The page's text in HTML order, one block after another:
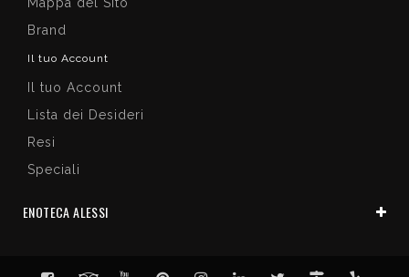
Brand
Il tuo Account
Il tuo Account
Lista dei Desideri
Resi
Speciali
ENOTECA ALESSI